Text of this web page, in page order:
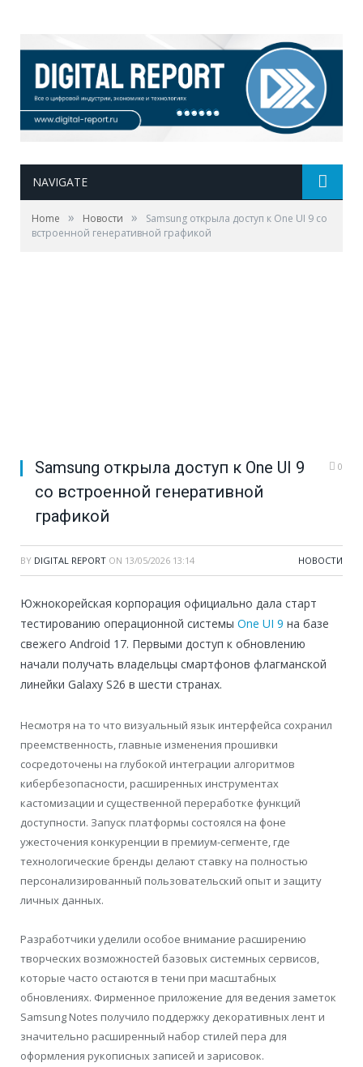
NAVIGATE
Home » Новости »
Samsung открыла доступ к One UI 9 со
встроенной генеративной графикой
Samsung открыла доступ к One UI 9
со встроенной генеративной
графикой
0
BY DIGITAL REPORT ON 13/05/2026 13:14 НОВОСТИ
Южнокорейская корпорация официально дала старт
тестированию операционной системы One UI 9 на базе
свежего Android 17. Первыми доступ к обновлению
начали получать владельцы смартфонов флагманской
линейки Galaxy S26 в шести странах.
Несмотря на то что визуальный язык интерфейса сохранил
преемственность, главные изменения прошивки
сосредоточены на глубокой интеграции алгоритмов
кибербезопасности, расширенных инструментах
кастомизации и существенной переработке функций
доступности. Запуск платформы состоялся на фоне
ужесточения конкуренции в премиум-сегменте, где
технологические бренды делают ставку на полностью
персонализированный пользовательский опыт и защиту
личных данных.
Разработчики уделили особое внимание расширению
творческих возможностей базовых системных сервисов,
которые часто остаются в тени при масштабных
обновлениях. Фирменное приложение для ведения заметок
Samsung Notes получило поддержку декоративных лент и
значительно расширенный набор стилей пера для
оформления рукописных записей и зарисовок.